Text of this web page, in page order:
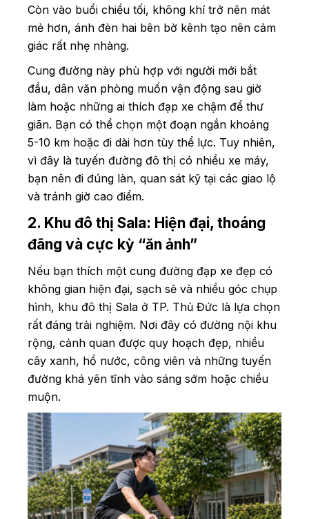
Còn vào buổi chiều tối, không khí trở nên mát
mẻ hơn, ánh đèn hai bên bờ kênh tạo nên cảm
giác rất nhẹ nhàng.
Cung đường này phù hợp với người mới bắt
đầu, dân văn phòng muốn vận động sau giờ
làm hoặc những ai thích đạp xe chậm để thư
giãn. Bạn có thể chọn một đoạn ngắn khoảng
5-10 km hoặc đi dài hơn tùy thể lực. Tuy nhiên,
vì đây là tuyến đường đô thị có nhiều xe máy,
bạn nên đi đúng làn, quan sát kỹ tại các giao lộ
và tránh giờ cao điểm.
2. Khu đô thị Sala: Hiện đại, thoáng
đãng và cực kỳ “ăn ảnh”
Nếu bạn thích một cung đường đạp xe đẹp có
không gian hiện đại, sạch sẽ và nhiều góc chụp
hình, khu đô thị Sala ở TP. Thủ Đức là lựa chọn
rất đáng trải nghiệm. Nơi đây có đường nội khu
rộng, cảnh quan được quy hoạch đẹp, nhiều
cây xanh, hồ nước, công viên và những tuyến
đường khá yên tĩnh vào sáng sớm hoặc chiều
muộn.